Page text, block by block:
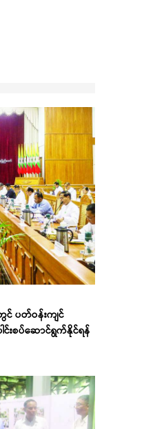
ပတ်ဝန်းကျင်
င်းစပ်ဆောင်ရွက်နိုင်ရန်